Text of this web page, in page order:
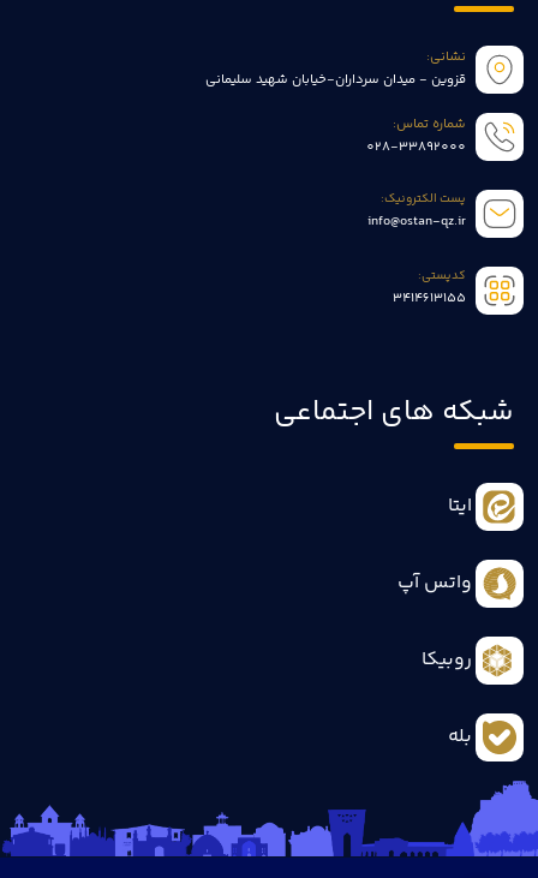
نشانی:
قزوین - میدان سرداران-خیابان شهید سلیمانی
شماره تماس:
028-33892000
پست الکترونیک:
info@ostan-qz.ir
کدپستی:
3414613155
شبکه های اجتماعی
ایتا
واتس آپ
روبیکا
بله